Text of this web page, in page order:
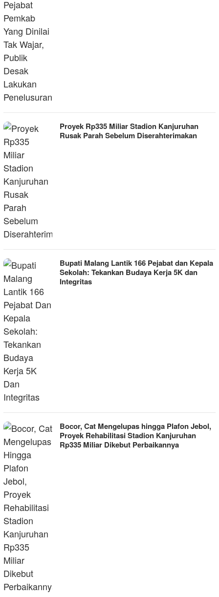
Proyek Rp335 Miliar Stadion Kanjuruhan
Rusak Parah Sebelum Diserahterimakan
Bupati Malang Lantik 166 Pejabat dan Kepala
Sekolah: Tekankan Budaya Kerja 5K dan
Integritas
Bocor, Cat Mengelupas hingga Plafon Jebol,
Proyek Rehabilitasi Stadion Kanjuruhan
Rp335 Miliar Dikebut Perbaikannya